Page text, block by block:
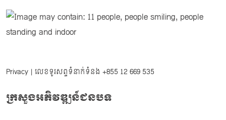
Privacy | លេខទូរសព្ទទំនាក់ទំនង +855 12 669 535
ក្រសួងអភិវឌ្ឍន៍ជនបទ